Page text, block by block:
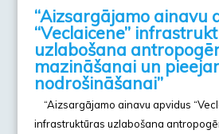
“Aizsargājamo ainavu
“Veclaicene”
uzlabošana
mazināšanai un
nodrošināšanai”
“Aizsargājamo ainavu apvidus
infrastruktūras uzlabošana